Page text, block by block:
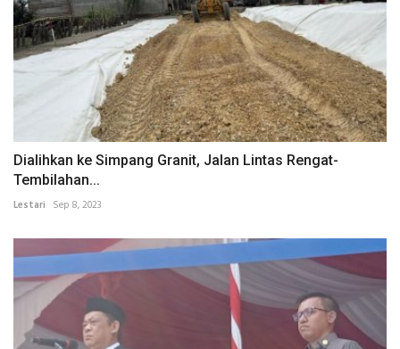
Dialihkan ke Simpang Granit, Jalan Lintas Rengat-
Tembilahan...
Lestari Sep 8, 2023